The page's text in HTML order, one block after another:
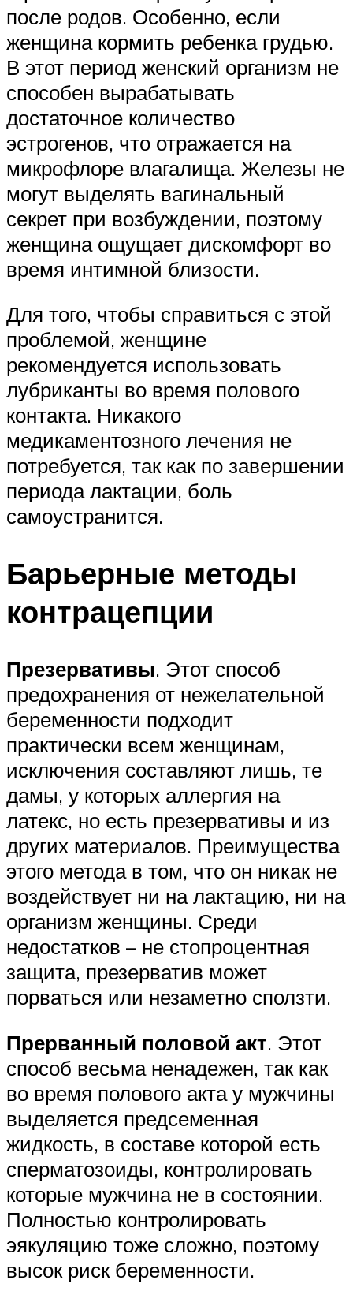
после родов. Особенно, если
женщина кормить ребенка грудью.
В этот период женский организм не
способен вырабатывать
достаточное количество
эстрогенов, что отражается на
микрофлоре влагалища. Железы не
могут выделять вагинальный
секрет при возбуждении, поэтому
женщина ощущает дискомфорт во
время интимной близости.
Для того, чтобы справиться с этой
проблемой, женщине
рекомендуется использовать
лубриканты во время полового
контакта. Никакого
медикаментозного лечения не
потребуется, так как по завершении
периода лактации, боль
самоустранится.
Барьерные методы
контрацепции
Презервативы. Этот способ
предохранения от нежелательной
беременности подходит
практически всем женщинам,
исключения составляют лишь, те
дамы, у которых аллергия на
латекс, но есть презервативы и из
других материалов. Преимущества
этого метода в том, что он никак не
воздействует ни на лактацию, ни на
организм женщины. Среди
недостатков – не стопроцентная
защита, презерватив может
порваться или незаметно сползти.
Прерванный половой акт. Этот
способ весьма ненадежен, так как
во время полового акта у мужчины
выделяется предсеменная
жидкость, в составе которой есть
сперматозоиды, контролировать
которые мужчина не в состоянии.
Полностью контролировать
эякуляцию тоже сложно, поэтому
высок риск беременности.